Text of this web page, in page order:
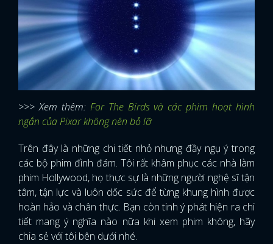
>>> Xem thêm: For The Birds và các phim hoạt hình
ngắn của Pixar không nên bỏ lỡ
Trên đây là những chi tiết nhỏ nhưng đầy ngụ ý trong
các bộ phim đình đám. Tôi rất khâm phục các nhà làm
phim Hollywood, họ thực sự là những người nghệ sĩ tận
tâm, tận lực và luôn dốc sức để từng khung hình được
hoàn hảo và chân thực. Bạn còn tinh ý phát hiện ra chi
tiết mang ý nghĩa nào nữa khi xem phim không, hãy
chia sẻ với tôi bên dưới nhé.